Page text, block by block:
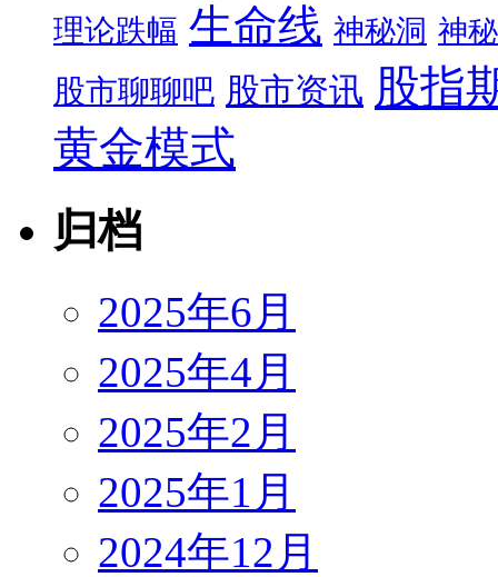
理论跌幅 生命线 神秘洞 神
股市聊聊吧 股市资讯 股指
黄金模式
归档
2025年6月
2025年4月
2025年2月
2025年1月
2024年12月